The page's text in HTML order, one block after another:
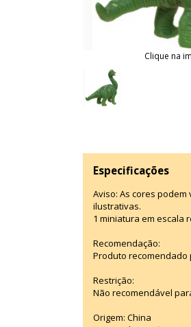
Clique na
Especificações
Aviso: As cores
ilustrativas.
1 miniatura em escala
Recomendação:
Produto recomendado
Restrição:
Não recomendável
Origem: China